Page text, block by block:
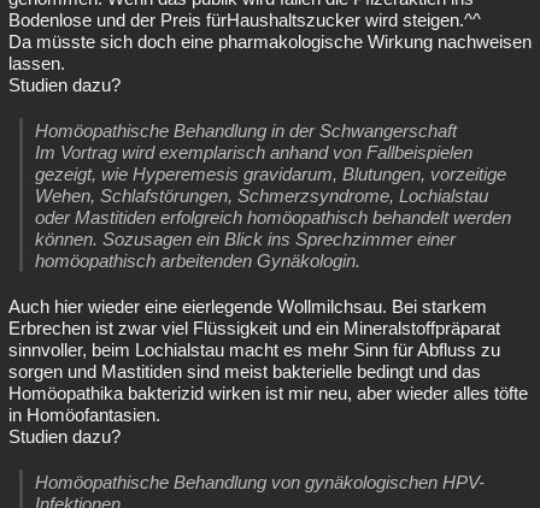
Bodenlose und der Preis fürHaushaltszucker wird steigen.^^
Da müsste sich doch eine pharmakologische Wirkung nachweisen
lassen.
Studien dazu?
Homöopathische Behandlung in der Schwangerschaft
Im Vortrag wird exemplarisch anhand von Fallbeispielen
gezeigt, wie Hyperemesis gravidarum, Blutungen, vorzeitige
Wehen, Schlafstörungen, Schmerzsyndrome, Lochialstau
oder Mastitiden erfolgreich homöopathisch behandelt werden
können. Sozusagen ein Blick ins Sprechzimmer einer
homöopathisch arbeitenden Gynäkologin.
Auch hier wieder eine eierlegende Wollmilchsau. Bei starkem
Erbrechen ist zwar viel Flüssigkeit und ein Mineralstoffpräparat
sinnvoller, beim Lochialstau macht es mehr Sinn für Abfluss zu
sorgen und Mastitiden sind meist bakterielle bedingt und das
Homöopathika bakterizid wirken ist mir neu, aber wieder alles töfte
in Homöofantasien.
Studien dazu?
Homöopathische Behandlung von gynäkologischen HPV-
Infektionen